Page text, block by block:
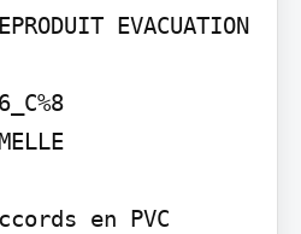
EVACUATION
en PVC